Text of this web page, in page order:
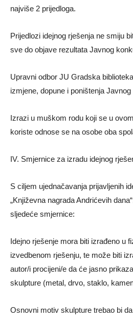
najviše 2 prijedloga.
Prijedlozi idejnog rješenja ne smiju
sve do objave rezultata Javnog
Upravni odbor JU Gradska
izmjene, dopune i poništenja
Izrazi u muškom rodu koji se u
koriste odnose se na osobe oba
IV. Smjernice za izradu idejnog
S ciljem ujednačavanja prijavljenih
„Književna nagrada Andrićevih
sljedeće smjernice:
Idejno rješenje mora biti izrađeno u
izvedbenom rješenju, te može biti
autor/i procijeni/e da će jasno
skulpture (metal, drvo, staklo,
Osnovni motiv skulpture trebao bi